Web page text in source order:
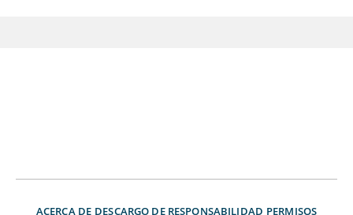
ACERCA DE DESCARGO DE RESPONSABILIDAD PERMISOS